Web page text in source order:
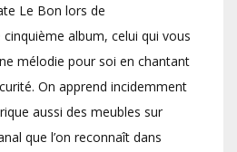
Le Bon lors de
cinquième album, celui qui vous
mélodie pour soi en chantant
On apprend incidemment
aussi des meubles sur
que l’on reconnaît dans